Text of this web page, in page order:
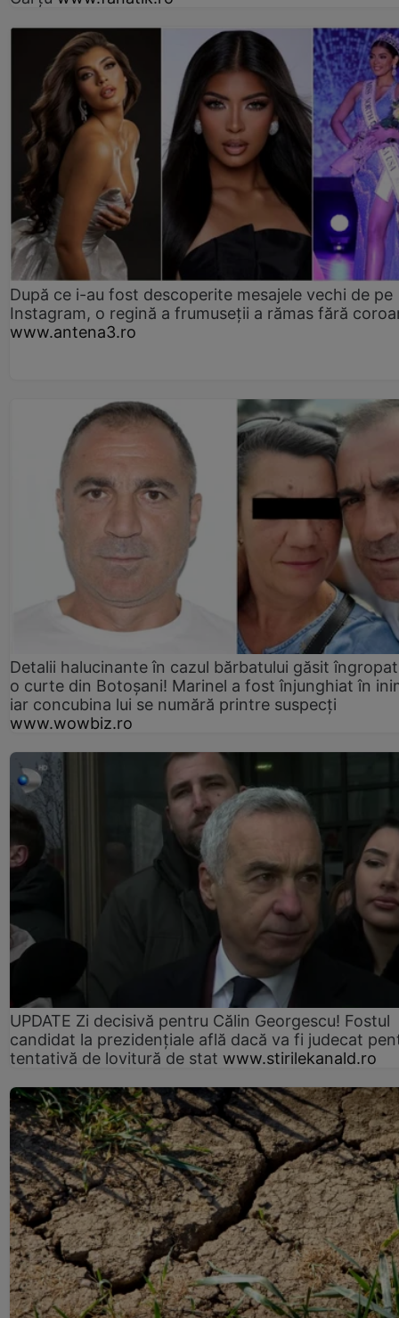
După ce i-au fost descoperite mesajele vechi de pe
Instagram, o regină a frumuseții a rămas fără
www.antena3.ro
Detalii halucinante în cazul bărbatului găsit
o curte din Botoșani! Marinel a fost înjunghiat în
iar concubina lui se numără printre suspecți
www.wowbiz.ro
UPDATE Zi decisivă pentru Călin Georgescu! Fostul
candidat la prezidențiale află dacă va fi judecat
tentativă de lovitură de stat www.stirilekanald.ro